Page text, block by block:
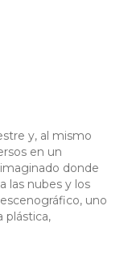
y, al mismo
en un
donde
las nubes y los
uno
plástica,